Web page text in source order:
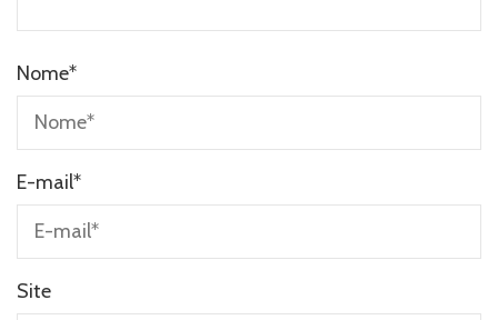
Nome*
E-mail*
Site